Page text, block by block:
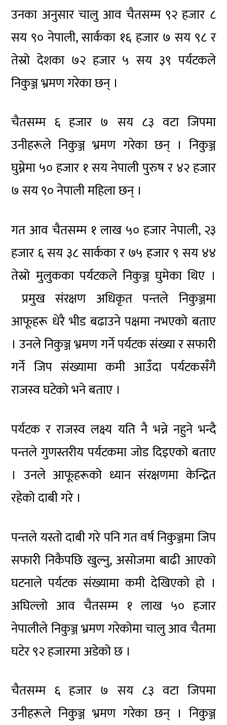
उनका अनुसार चालु आव चैतसम्म ९२ हजार ८
सय ९० नेपाली, सार्कका १६ हजार ७ सय ९८ र
तेस्रो देशका ७२ हजार ५ सय ३९ पर्यटकले
निकुञ्ज भ्रमण गरेका छन् ।
चैतसम्म ६ हजार ७ सय ८३ वटा जिपमा
उनीहरूले निकुञ्ज भ्रमण गरेका छन् । निकुञ्ज
घुम्नेमा ५० हजार १ सय नेपाली पुरुष र ४२ हजार
७ सय ९० नेपाली महिला छन् ।
गत आव चैतसम्म १ लाख ५० हजार नेपाली, २३
हजार ६ सय ३८ सार्कका र ७५ हजार ९ सय ४४
तेस्रो मुलुकका पर्यटकले निकुञ्ज घुमेका थिए ।
प्रमुख संरक्षण अधिकृत पन्तले निकुञ्जमा
आफूहरू धेरै भीड बढाउने पक्षमा नभएको बताए
। उनले निकुञ्ज भ्रमण गर्ने पर्यटक संख्या र सफारी
गर्ने जिप संख्यामा कमी आउँदा पर्यटकसँगै
राजस्व घटेको भने बताए ।
पर्यटक र राजस्व लक्ष्य यति नै भन्ने नहुने भन्दै
पन्तले गुणस्तरीय पर्यटकमा जोड दिइएको बताए
। उनले आफूहरूको ध्यान संरक्षणमा केन्द्रित
रहेको दाबी गरे ।
पन्तले यस्तो दाबी गरे पनि गत वर्ष निकुञ्जमा जिप
सफारी निकैपछि खुल्नु, असोजमा बाढी आएको
घटनाले पर्यटक संख्यामा कमी देखिएको हो ।
अघिल्लो आव चैतसम्म १ लाख ५० हजार
नेपालीले निकुञ्ज भ्रमण गरेकोमा चालु आव चैतमा
घटेर ९२ हजारमा अडेको छ ।
चैतसम्म ६ हजार ७ सय ८३ वटा जिपमा
उनीहरूले निकुञ्ज भ्रमण गरेका छन् । निकुञ्ज